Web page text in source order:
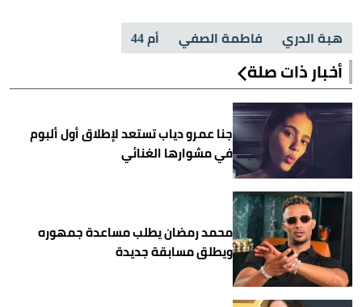
هبة الدري فاطمة الصفي أم 44
أخبار ذات صلة
جنا عمرو دياب تستعد لإطلاق أول ألبوم
في مشوارها الغنائي
محمد رمضان يطلب مساعدة جمهوره
ويطلق مسابقة جديدة